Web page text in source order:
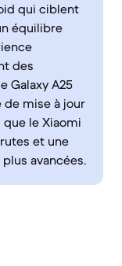
qui ciblent
équilibre
des
Galaxy A25
mise à jour
le Xiaomi
et une
avancées.